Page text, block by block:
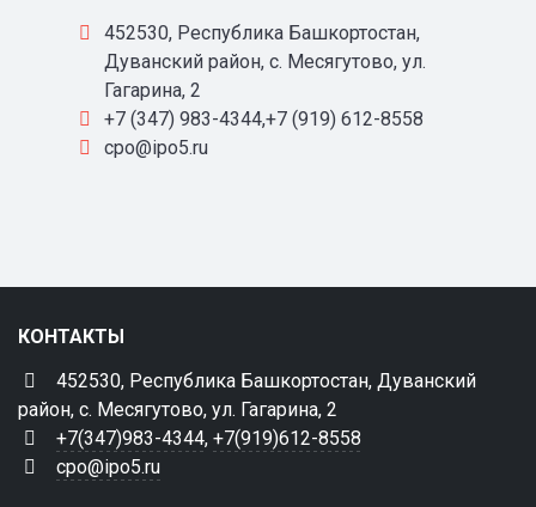
452530, Республика Башкортостан,
Дуванский район, с. Месягутово, ул.
Гагарина, 2
+7 (347) 983-4344,+7 (919) 612-8558
cpo@ipo5.ru
КОНТАКТЫ
452530, Республика Башкортостан, Дуванский
район, с. Месягутово, ул. Гагарина, 2
+7(347)983-4344, +7(919)612-8558
cpo@ipo5.ru